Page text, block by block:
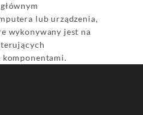
lub urządzenia,
wykonywany jest na
komponentami.